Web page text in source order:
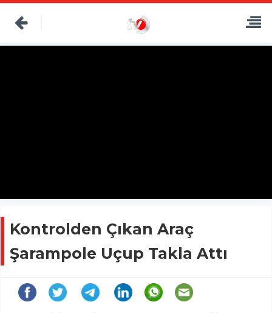
Kontrolden Çıkan Araç
Şarampole Uçup Takla Attı